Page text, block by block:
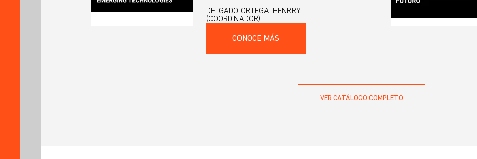
DELGADO ORTEGA, HENRRY
(COORDINADOR)
CONOCE MÁS
VER CATÁLOGO COMPLETO